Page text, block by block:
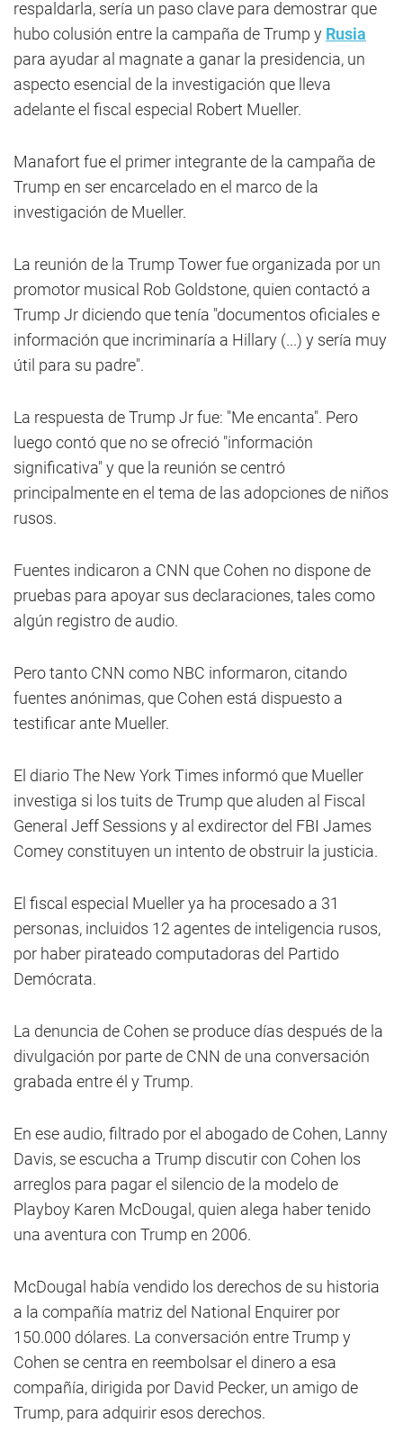
respaldarla, sería un paso clave para demostrar que
hubo colusión entre la campaña de Trump y Rusia
para ayudar al magnate a ganar la presidencia, un
aspecto esencial de la investigación que lleva
adelante el fiscal especial Robert Mueller.
Manafort fue el primer integrante de la campaña de
Trump en ser encarcelado en el marco de la
investigación de Mueller.
La reunión de la Trump Tower fue organizada por un
promotor musical Rob Goldstone, quien contactó a
Trump Jr diciendo que tenía "documentos oficiales e
información que incriminaría a Hillary (...) y sería muy
útil para su padre".
La respuesta de Trump Jr fue: "Me encanta". Pero
luego contó que no se ofreció "información
significativa" y que la reunión se centró
principalmente en el tema de las adopciones de niños
rusos.
Fuentes indicaron a CNN que Cohen no dispone de
pruebas para apoyar sus declaraciones, tales como
algún registro de audio.
Pero tanto CNN como NBC informaron, citando
fuentes anónimas, que Cohen está dispuesto a
testificar ante Mueller.
El diario The New York Times informó que Mueller
investiga si los tuits de Trump que aluden al Fiscal
General Jeff Sessions y al exdirector del FBI James
Comey constituyen un intento de obstruir la justicia.
El fiscal especial Mueller ya ha procesado a 31
personas, incluidos 12 agentes de inteligencia rusos,
por haber pirateado computadoras del Partido
Demócrata.
La denuncia de Cohen se produce días después de la
divulgación por parte de CNN de una conversación
grabada entre él y Trump.
En ese audio, filtrado por el abogado de Cohen, Lanny
Davis, se escucha a Trump discutir con Cohen los
arreglos para pagar el silencio de la modelo de
Playboy Karen McDougal, quien alega haber tenido
una aventura con Trump en 2006.
McDougal había vendido los derechos de su historia
a la compañía matriz del National Enquirer por
150.000 dólares. La conversación entre Trump y
Cohen se centra en reembolsar el dinero a esa
compañía, dirigida por David Pecker, un amigo de
Trump, para adquirir esos derechos.